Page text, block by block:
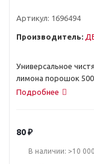
Артикул: 1696494
Производитель:
Универсальное
лимона порошок 500
Подробнее
80₽
В наличии: >10 000